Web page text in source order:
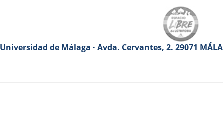
Universidad de Málaga · Avda. Cervantes, 2. 29071